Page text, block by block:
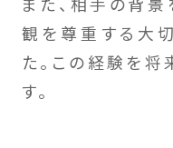
観を尊重する大
た。この経験を
す。